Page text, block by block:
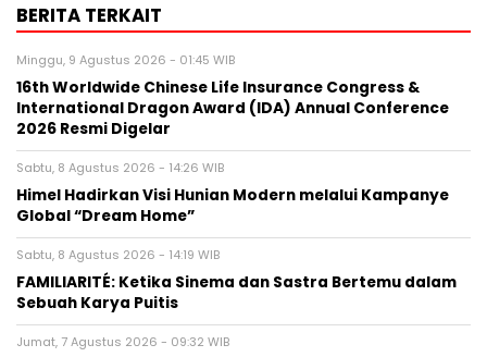
BERITA TERKAIT
Minggu, 9 Agustus 2026 - 01:45 WIB
16th Worldwide Chinese Life Insurance Congress &
International Dragon Award (IDA) Annual Conference
2026 Resmi Digelar
Sabtu, 8 Agustus 2026 - 14:26 WIB
Himel Hadirkan Visi Hunian Modern melalui Kampanye
Global “Dream Home”
Sabtu, 8 Agustus 2026 - 14:19 WIB
FAMILIARITÉ: Ketika Sinema dan Sastra Bertemu dalam
Sebuah Karya Puitis
Jumat, 7 Agustus 2026 - 09:32 WIB